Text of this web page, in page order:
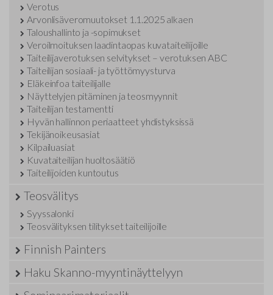
Verotus
Arvonlisäveromuutokset 1.1.2025 alkaen
Taloushallinto ja -sopimukset
Veroilmoituksen laadintaopas kuvataiteilijoille
Taiteilijaverotuksen selvitykset – verotuksen ABC
Taiteilijan sosiaali- ja työttömyysturva
Eläkeinfoa taiteilijalle
Näyttelyjen pitäminen ja teosmyynnit
Taiteilijan testamentti
Hyvän hallinnon periaatteet yhdistyksissä
Tekijänoikeusasiat
Kilpailuasiat
Kuvataiteilijan huoltosäätiö
Taiteilijoiden kuntoutus
Teosvälitys
Syyssalonki
Teosvälityksen tilitykset taiteilijoille
Finnish Painters
Haku Skanno-myyntinäyttelyyn